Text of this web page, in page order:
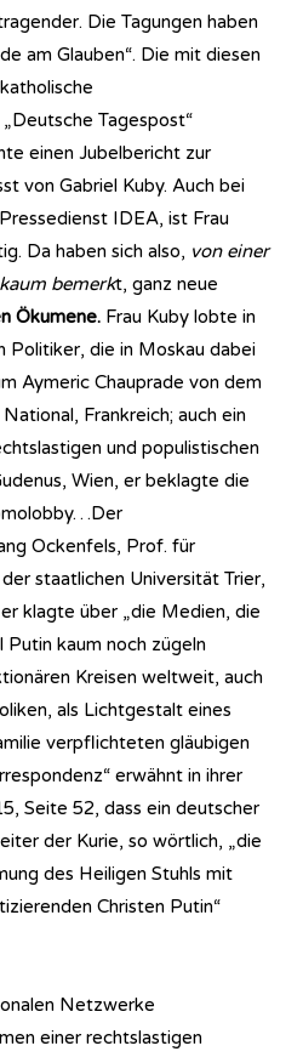
Die Tagungen haben
am Glauben“. Die mit diesen
Tagespost“
einen Jubelbericht zur
von Gabriel Kuby. Auch bei
IDEA, ist Frau
Da haben sich also, von einer
bemerkt, ganz neue
Ökumene. Frau Kuby lobte in
Politiker, die in Moskau dabei
Aymeric Chauprade von dem
Frankreich; auch ein
und populistischen
Wien, er beklagte die
Ockenfels, Prof. für
staatlichen Universität Trier,
klagte über „die Medien, die
Putin kaum noch zügeln
Kreisen weltweit, auch
als Lichtgestalt eines
verpflichteten gläubigen
erwähnt in ihrer
Seite 52, dass ein deutscher
der Kurie, so wörtlich, „die
des Heiligen Stuhls mit
Christen Putin“
Netzwerke
einer rechtslastigen